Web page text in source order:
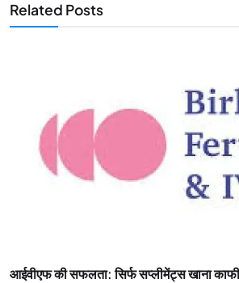
Related Posts
आईवीएफ की सफलता: सिर्फ सप्लीमेंट्स खाना